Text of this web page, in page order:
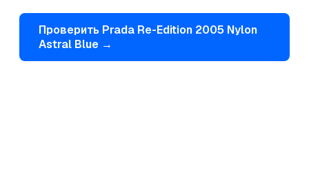
Проверить Prada Re-Edition 2005 Nylon
Astral Blue →